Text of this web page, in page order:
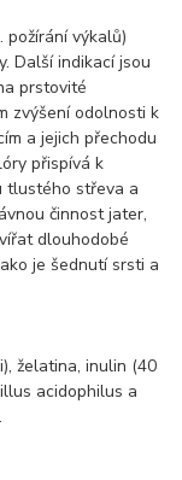
požírání výkalů)
Další indikací jsou
prstovité
zvýšení odolnosti k
a jejich přechodu
přispívá k
tlustého střeva a
činnost jater,
dlouhodobé
je šednutí srsti a
želatina, inulin (40
acidophilus a